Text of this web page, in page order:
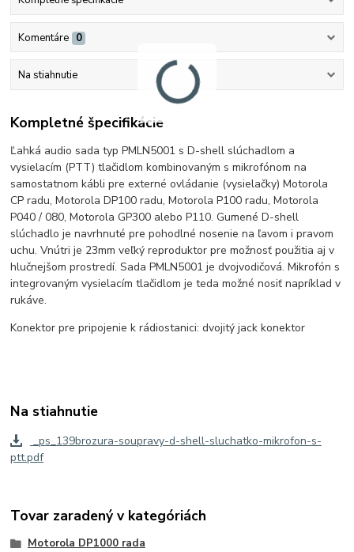
Komentáre 0
Na stiahnutie
Kompletné špecifikácie
Ľahká audio sada typ PMLN5001 s D-shell slúchadlom a
vysielacím (PTT) tlačidlom kombinovaným s mikrofónom na
samostatnom kábli pre externé ovládanie (vysielačky) Motorola
CP radu, Motorola DP100 radu, Motorola P100 radu, Motorola
P040 / 080, Motorola GP300 alebo P110. Gumené D-shell
slúchadlo je navrhnuté pre pohodlné nosenie na ľavom i pravom
uchu. Vnútri je 23mm veľký reproduktor pre možnosť použitia aj v
hlučnejšom prostredí. Sada PMLN5001 je dvojvodičová. Mikrofón s
integrovaným vysielacím tlačidlom je teda možné nosiť napríklad v
rukáve.
Konektor pre pripojenie k rádiostanici: dvojitý jack konektor
Na stiahnutie
_ps_139brozura-soupravy-d-shell-sluchatko-mikrofon-s-
ptt.pdf
Tovar zaradený v kategóriách
Motorola DP1000 rada